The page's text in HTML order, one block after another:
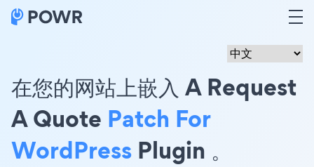
在您的网站上嵌入 A Request
A Quote Patch For
WordPress Plugin 。